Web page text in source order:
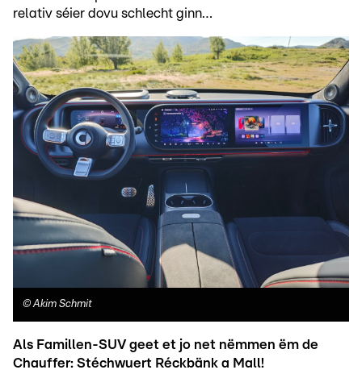
relativ séier dovu schlecht ginn…
©Akim Schmit
Als Famillen-SUV geet et jo net nëmmen ëm de
Chauffer: Stéchwuert Réckbänk a Mall!